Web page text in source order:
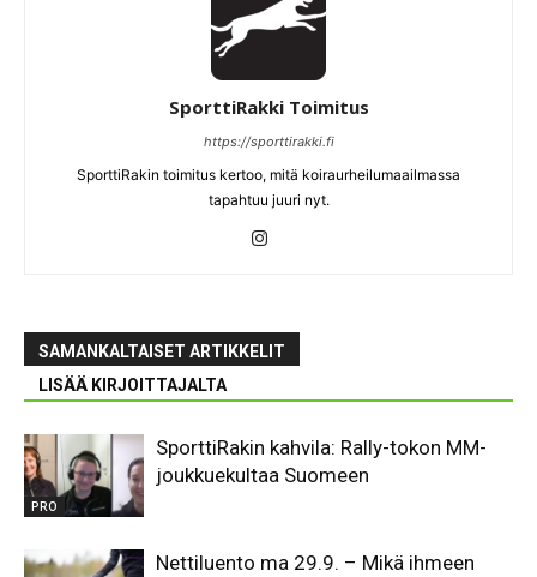
SporttiRakki Toimitus
https://sporttirakki.fi
SporttiRakin toimitus kertoo, mitä koiraurheilumaailmassa
tapahtuu juuri nyt.
SAMANKALTAISET ARTIKKELIT
LISÄÄ KIRJOITTAJALTA
PRO
SporttiRakin kahvila: Rally-tokon MM-
joukkuekultaa Suomeen
Nettiluento ma 29.9. – Mikä ihmeen